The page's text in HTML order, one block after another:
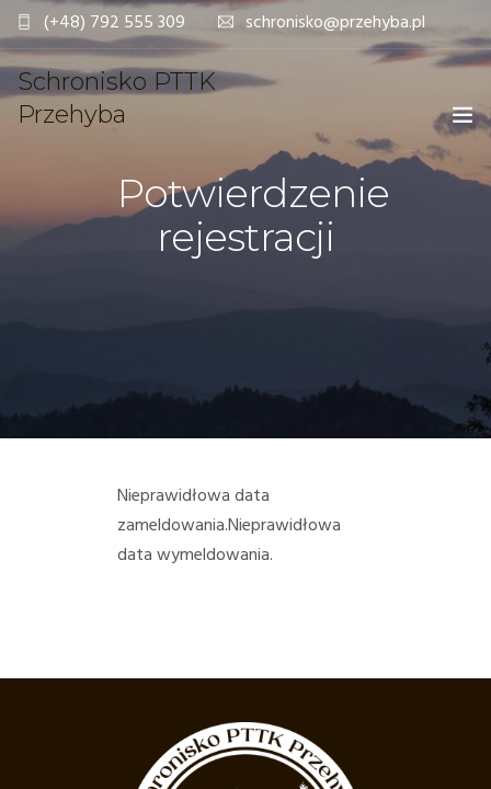
(+48) 792 555 309 schronisko@przehyba.pl
Schronisko PTTK
Przehyba
OFERTA
DLA TURYSTY
HISTORIA
Potwierdzenie
rejestracji
Nieprawidłowa data
zameldowania.Nieprawidłowa
data wymeldowania.